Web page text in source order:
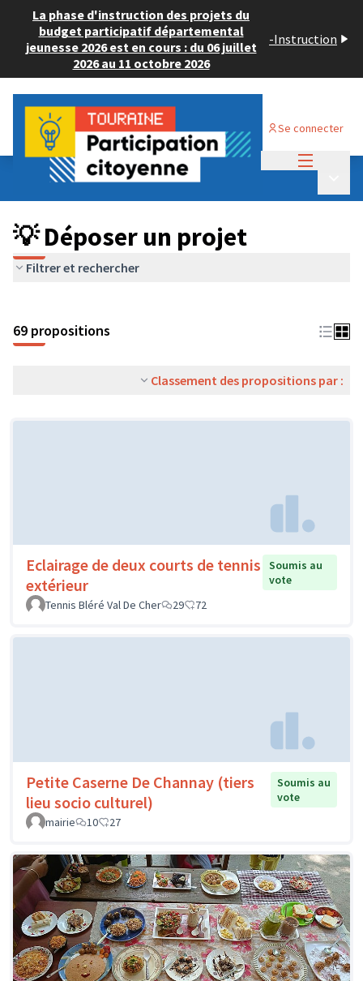
La phase d'instruction des projets du
budget participatif départemental
jeunesse 2026 est en cours : du 06 juillet
2026 au 11 octobre 2026
-Instruction
Se connecter
Budget Participatif ADULTE 2024
💡 Déposer un projet
💡 Déposer un projet
Filtrer et rechercher
69 propositions
Classement des propositions par :
Eclairage de deux courts de tennis
extérieur
Soumis au
vote
Tennis Bléré Val De Cher
29 72
Petite Caserne De Channay (tiers
lieu socio culturel)
Soumis au
vote
mairie
10 27